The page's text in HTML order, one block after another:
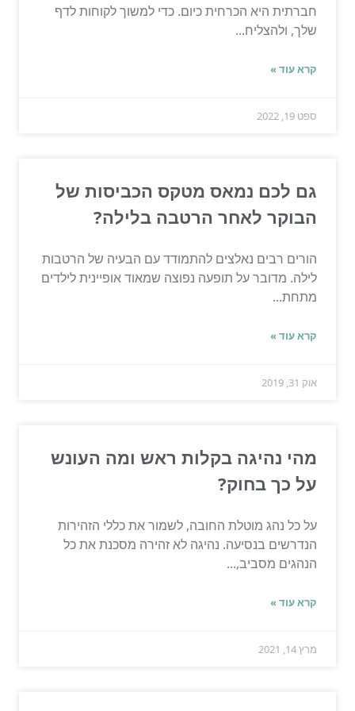
חברתית היא הכרחית כיום. כדי למשוך לקוחות לדף
שלך, ולהצליח...
קרא עוד »
ספט 19, 2022
גם לכם נמאס מטקס הכביסות של
הבוקר לאחר הרטבה בלילה?
הורים רבים נאלצים להתמודד עם הבעיה של הרטבות
לילה. מדובר על תופעה נפוצה שמאוד אופיינית לילדים
מתחת...
קרא עוד »
אוק 31, 2019
מהי נהיגה בקלות ראש ומה העונש
על כך בחוק?
על כל נהג מוטלת החובה, לשמור את כללי הזהירות
הנדרשים בנסיעה. נהיגה לא זהירה מסכנת את כל
הנהגים מסביב,...
קרא עוד »
מרץ 14, 2021